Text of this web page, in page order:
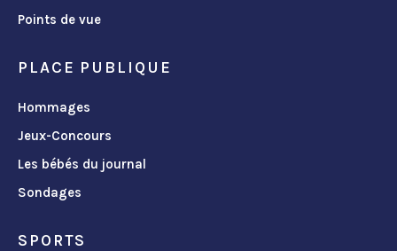
Points de vue
PLACE PUBLIQUE
Hommages
Jeux-Concours
Les bébés du journal
Sondages
SPORTS